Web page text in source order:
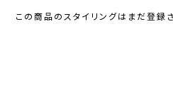
この商品のスタイリングはまだ登録